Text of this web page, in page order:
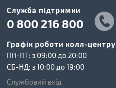
Cлужба підтримки
0 800 216 800
Графік роботи колл-центру
ПН-ПТ: з 09:00 до 20:00
СБ-НД: з 10:00 до 19:00
Службовий вхід